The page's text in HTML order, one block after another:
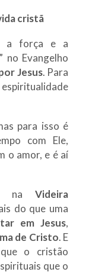
cristã
a força e a
no Evangelho
Jesus. Para
para isso é
com Ele,
o amor, e é aí
na Videira
do que uma
em Jesus,
de Cristo. E
o cristão
que o